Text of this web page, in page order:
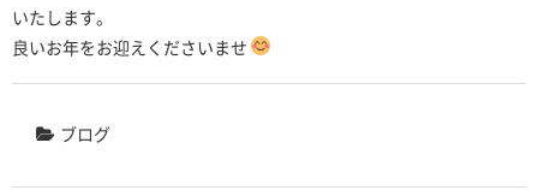
いたします。
良いお年をお迎えくださいませ
ブログ